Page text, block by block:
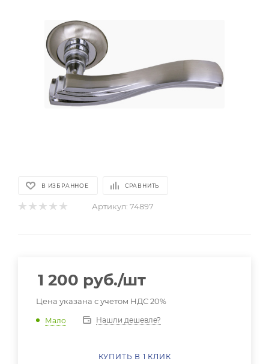
В ИЗБРАННОЕ СРАВНИТЬ
Артикул: 74897
1 200 руб./шт
Цена указана с учетом НДС 20%
Мало Нашли дешевле?
КУПИТЬ В 1 КЛИК